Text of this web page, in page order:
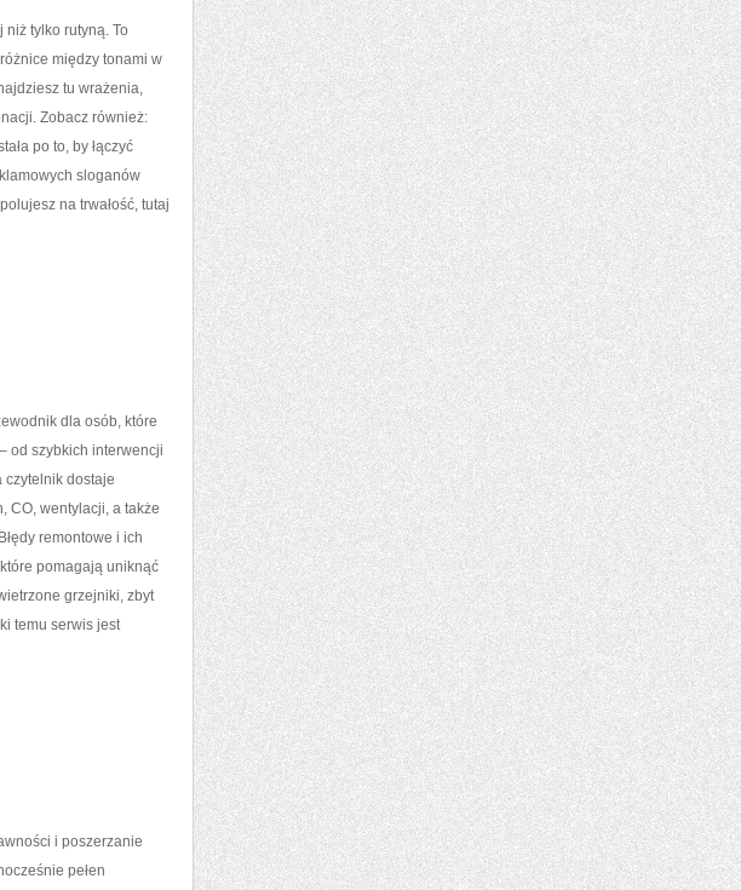
tylko rutyną. To
między tonami w
tu wrażenia,
Zobacz również:
po to, by łączyć
sloganów
na trwałość, tutaj
dla osób, które
od szybkich interwencji
czytelnik dostaje
CO, wentylacji, a także
remontowe i ich
pomagają uniknąć
grzejniki, zbyt
temu serwis jest
i poszerzanie
pełen